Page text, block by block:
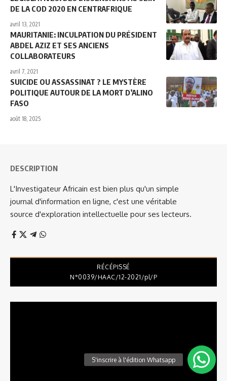
DE LA COD 2020 EN CENTRAFRIQUE
avril 13, 2021
MAURITANIE: INCULPATION DU PRÉSIDENT
ABDEL AZIZ ET SES ANCIENS
COLLABORATEURS
avril 7, 2021
SUICIDE OU ASSASSINAT ? LE MYSTÈRE
POLITIQUE AUTOUR DE LA MORT D’ALINO
FASO
août 18, 2025
DESCRIPTION
L'Investigateur Africain est bien plus qu'un simple
journal d'information en ligne, c'est une véritable
source d'exploration intellectuelle pour ses lecteurs.
RÉCÉPISSÉ
N°0039/HAAC/12-2021/pl/P